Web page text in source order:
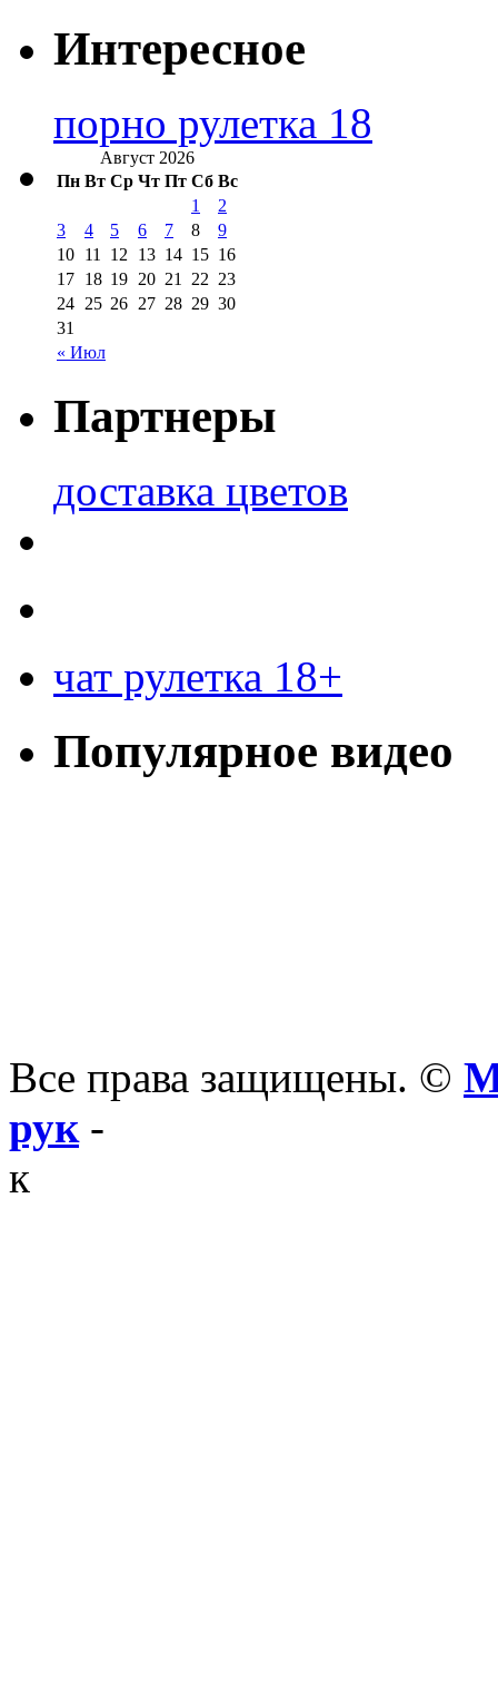
Интересное
порно рулетка 18
Август 2026
Пн Вт Ср Чт Пт Сб Вс
« Июл
1
2
3
4 5 6 7 8
9
10 11 12 13 14 15 16
17 18 19 20 21 22 23
24 25 26 27 28 29 30
31
Партнеры
доставка цветов
чат рулетка 18+
Популярное видео
Все права защищены. ©
рук-
к